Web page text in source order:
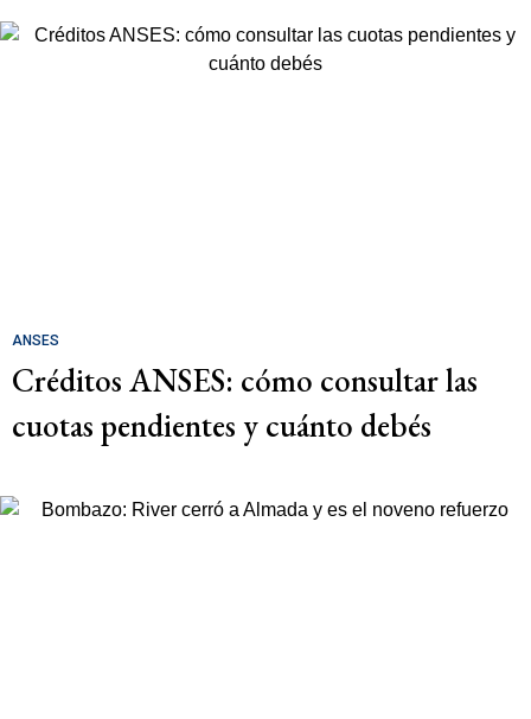
ANSES
Créditos ANSES: cómo consultar las
cuotas pendientes y cuánto debés